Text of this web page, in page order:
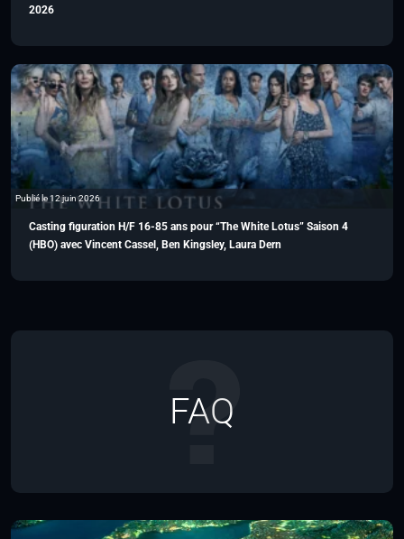
2026
Publié le 12 juin 2026
Casting figuration H/F 16-85 ans pour “The White Lotus” Saison 4
(HBO) avec Vincent Cassel, Ben Kingsley, Laura Dern
FAQ